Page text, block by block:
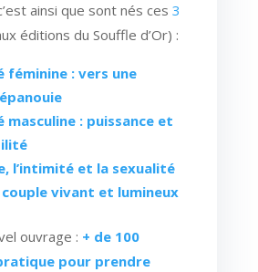
ainsi que sont nés ces 3
éditions du Souffle d’Or) :
féminine : vers une
masculine : puissance et
l’intimité et la sexualité
couple vivant et lumineux
ouvrage : + de 100
pour prendre